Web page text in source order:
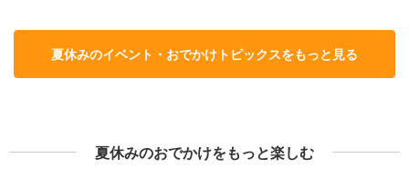
夏休みのイベント・おでかけトピックスをもっと見る
夏休みのおでかけをもっと楽しむ